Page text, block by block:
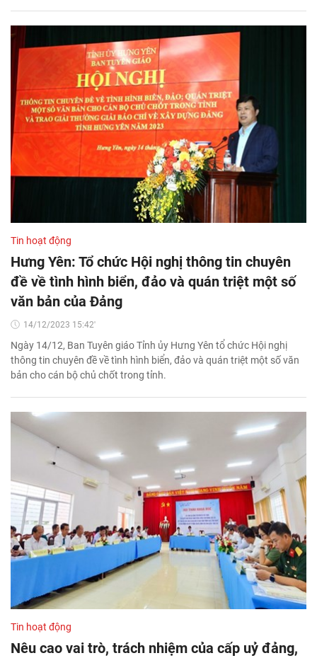
Tin hoạt động
Hưng Yên: Tổ chức Hội nghị thông tin chuyên
đề về tình hình biển, đảo và quán triệt một số
văn bản của Đảng
14/12/2023 15:42'
Ngày 14/12, Ban Tuyên giáo Tỉnh ủy Hưng Yên tổ chức Hội nghị
thông tin chuyên đề về tình hình biển, đảo và quán triệt một số văn
bản cho cán bộ chủ chốt trong tỉnh.
Tin hoạt động
Nêu cao vai trò, trách nhiệm của cấp uỷ đảng,